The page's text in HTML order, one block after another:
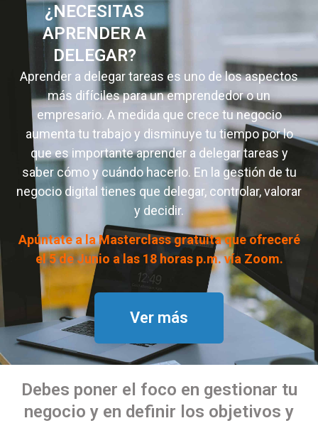
¿NECESITAS
APRENDER A
DELEGAR?
Aprender a delegar tareas es uno de los aspectos
más difíciles para un emprendedor o un
empresario. A medida que crece tu negocio
aumenta tu trabajo y disminuye tu tiempo por lo
que es importante aprender a delegar tareas y
saber cómo y cuándo hacerlo. En la gestión de tu
negocio digital tienes que delegar, controlar, valorar
y decidir.
Apúntate a la Masterclass gratuita que ofreceré
el 5 de Junio a las 18 horas p.m. vía Zoom.
Ver más
Debes poner el foco en gestionar tu
negocio y en definir los objetivos y